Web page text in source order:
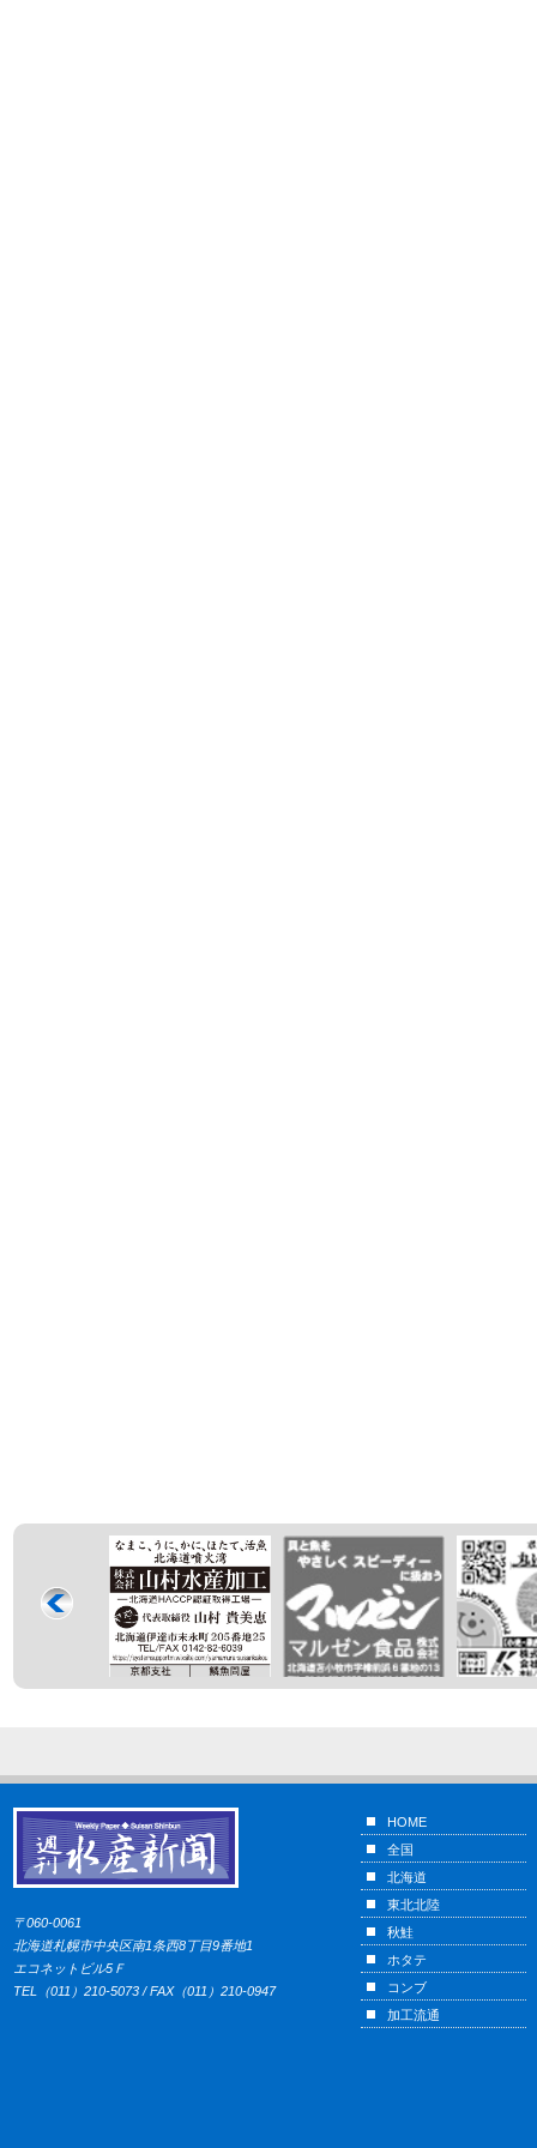
〒060-0061
北海道札幌市中央区南1条西8丁目9番地1
エコネットビル5Ｆ
TEL（011）210-5073 / FAX（011）210-0947
HOME
全国
北海道
東北北陸
秋鮭
ホタテ
コンブ
加工流通